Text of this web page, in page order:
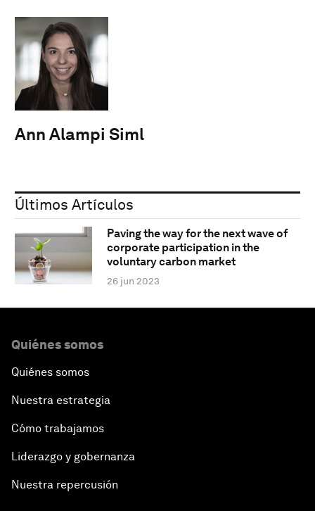
Ann Alampi Siml
Últimos Artículos
Paving the way for the next wave of
corporate participation in the
voluntary carbon market
26 jun 2023
Quiénes somos
Quiénes somos
Nuestra estrategia
Cómo trabajamos
Liderazgo y gobernanza
Nuestra repercusión